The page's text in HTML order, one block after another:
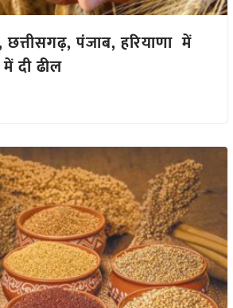
छत्तीसगढ़, पंजाब, हरियाणा में
दी ढील